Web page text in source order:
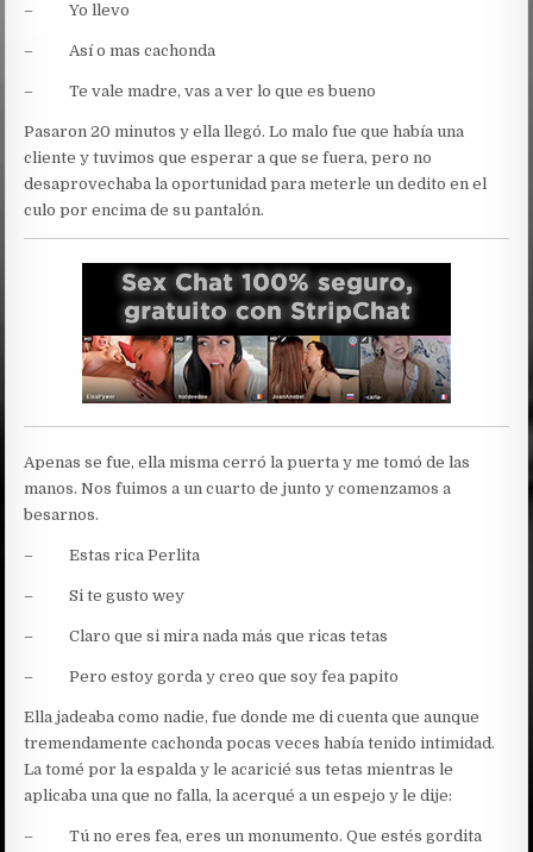
– Yo llevo
– Así o mas cachonda
– Te vale madre, vas a ver lo que es bueno
Pasaron 20 minutos y ella llegó. Lo malo fue que había una
cliente y tuvimos que esperar a que se fuera, pero no
desaprovechaba la oportunidad para meterle un dedito en el
culo por encima de su pantalón.
Apenas se fue, ella misma cerró la puerta y me tomó de las
manos. Nos fuimos a un cuarto de junto y comenzamos a
besarnos.
– Estas rica Perlita
– Si te gusto wey
– Claro que si mira nada más que ricas tetas
– Pero estoy gorda y creo que soy fea papito
Ella jadeaba como nadie, fue donde me di cuenta que aunque
tremendamente cachonda pocas veces había tenido intimidad.
La tomé por la espalda y le acaricié sus tetas mientras le
aplicaba una que no falla, la acerqué a un espejo y le dije:
– Tú no eres fea, eres un monumento. Que estés gordita